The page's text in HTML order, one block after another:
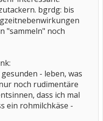
bgrdg: bis
"sammeln" noch
- leben, was
noch rudimentäre
dass ich mal
ein rohmilchkäse -